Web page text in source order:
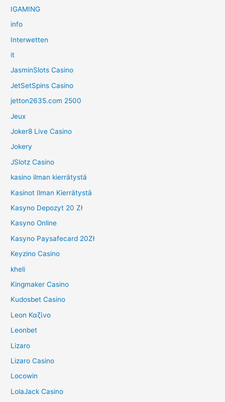
IGAMING
info
Interwetten
it
JasminSlots Casino
JetSetSpins Casino
jetton2635.com 2500
Jeux
Joker8 Live Casino
Jokery
JSlotz Casino
kasino ilman kierrätystä
Kasinot Ilman Kierrätystä
Kasyno Depozyt 20 Zł
Kasyno Online
Kasyno Paysafecard 20Zł
Keyzino Casino
kheli
Kingmaker Casino
Kudosbet Casino
Leon Καζίνο
Leonbet
Lizaro
Lizaro Casino
Locowin
LolaJack Casino